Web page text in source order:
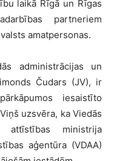
laikā Rīgā un Rīgas
partneriem
amatpersonas.
administrācijas un
Čudars (JV), ir
iesaistīto
uzsvēra, ka Viedās
attīstības ministrija
aģentūra (VDAA)